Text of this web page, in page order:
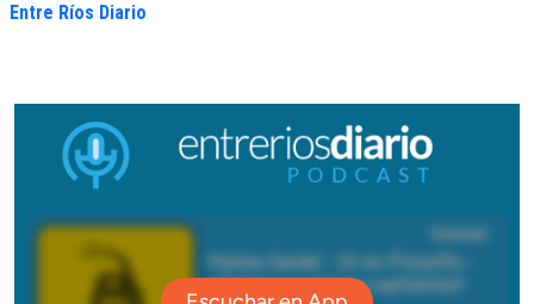
Entre Ríos Diario